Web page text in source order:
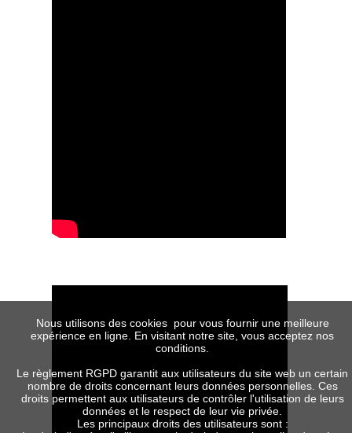
Nous utilisons des cookies pour vous fournir une meilleure
expérience en ligne. En visitant notre site, vous acceptez nos
conditions.
Le règlement RGPD garantit aux utilisateurs du site web un certain
nombre de droits concernant leurs données personnelles. Ces
droits permettent aux utilisateurs de contrôler l'utilisation de leurs
données et le respect de leur vie privée.
Les principaux droits des utilisateurs sont :